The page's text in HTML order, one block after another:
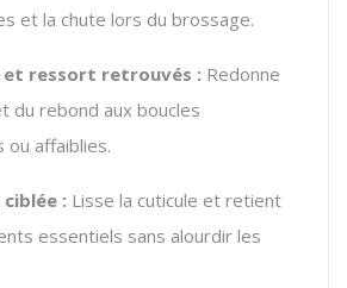
et la chute lors du brossage.
et ressort retrouvés : Redonne
du rebond aux boucles
ou affaiblies.
: Lisse la cuticule et retient
essentiels sans alourdir les